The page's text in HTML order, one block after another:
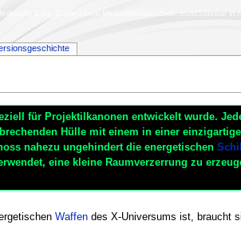
1.44. [Called from MediaWiki\Skin\Skin::buildSidebar
für Projektilkanonen entwickelt wurde.
Hülle mit einem in einer
nahezu ungehindert die energetischen
eine kleine Raumverzerrung zu
Waffendes X-Universums ist, braucht